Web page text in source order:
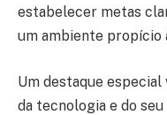
estabelecer metas
um ambiente propício
Um destaque
da tecnologia e do